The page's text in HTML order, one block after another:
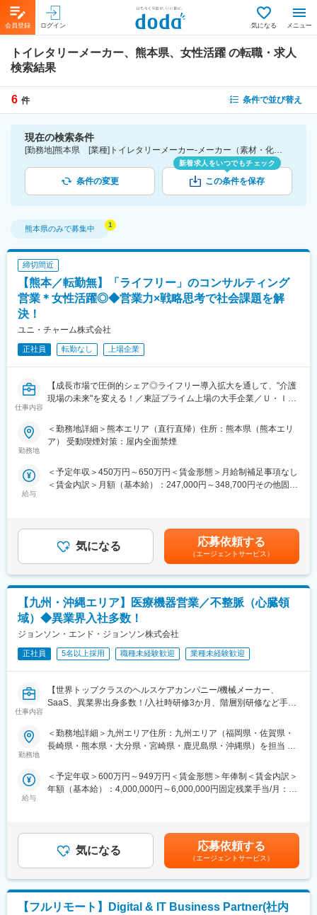
会員登録 ログイン 気になる メニュー
トイレタリーメーカー、熊本県、女性活躍 の転職・求人
検索結果
6 件 条件で並び替え
現在の検索条件
[勤務地]熊本県 [業種]トイレタリーメーカー-メーカー（素材・化学・食品・化粧品・その他）業界 [詳細条件](会社・職場の環境)女性活躍
条件の変更
新着求人をいつでもチェック
この条件を保存
熊本県のみで募集中
締切間近
【熊本／転勤無】「ライフリー」のコンサルティング
営業＊女性活躍◎◆営業力×戦略思考で社会課題を解
決！
ユニ・チャーム株式会社
正社員 転勤なし 上場企業
仕事内容
【成長市場で圧倒的シェア◎ライフリー導入拡大を通して、"介護
現場の未来"を変える！／東証プライム上場の大手企業／Ｕ・Ｉタ
◆職務内容：
「ライフリー」シェアを拡大することにより日本の介護品質の向
上を目指します。
用品を通じた排泄ケアの提案や相談対応等を行い、入所者やその
家族、施設スタッフ、経営者のすべての方に満足を提供するた
め、下記業務を行います。
・排泄ケアに関する問題点や商品ニーズのヒアリングと課題解決
の提案
・ライフリー製品の正しい使用方法の案内
・施設や利用者に応じた商品や排泄ケア方法の検討／提案
・講演会の企画／立案、実施
・大人用紙おむつ「ライフリー」をはじめとする介護用商品の導
入提案、販売促進等（商品取り扱い説明で実際に成人用おむつの
◆入社後の研修について：
ご入社後半年は研修期間として、定期的に座学や実技を通して学
ます。現場配属後も最初はOJTなどで先輩社員について同行して
業務を学んでいただき、外れた後もしっかりと同じ拠点担当やエ
◆就業環境：
・基本的には営業車を使用して移動。直行直帰がほとんどです。
回はTV会議システムを用いた全国メンバーとの会議で最新の商品
情報共有から、互いの営業活動に対してのアドバイス等を行うの
で、1人で悩むことなく、安心して業務に取り組める環境がありま
す。
・産休育休制度の取得実績、復職実績もあり、女性も働きやすい
環境となっています。
・会社命令での転居を伴うものは基本なし。ただし、ご家庭の事
勤務地
＜勤務地詳細＞熊本エリア（直行直帰）住所：熊本県（熊本エリ
ア） 受動喫煙対策：屋内全面禁煙
給与
＜予定年収＞450万円～650万円＜賃金形態＞月給制補足事項なし
＜賃金内訳＞月額（基本給）：247,000円～348,700円その他固定
賃金はあくまでも目安の金額であり、選考を通じて上下する可能
性があります。月給(月額)は固定手当を含めた表記です。
気になる 応募依頼する
（エージェントサービス）
【九州・沖縄エリア】医療機器営業／不整脈（心臓領
域）◆異業界入社多数！
ジョンソン・エンド・ジョンソン株式会社
正社員 5名以上採用 職種未経験歓迎 業種未経験歓迎
仕事内容
【世界トップクラスのヘルスケアカンパニー/機械メーカー、
SaaS、異業界出身多数！/入社時研修3か月、階層別研修など手厚
の製品多数/インセンティブ制度/入社想定日：2026年9月1日】
★ 年齢や性別、入社年数に関係なく、主体的に活躍できる環境で
す
医師や医療従事者に対して、循環器内科、不整脈領域における製
品の提案営業を行っていただきます。
＜具体的な業務例＞
・担当製品の提案、技術サポート（手術の立会いあり）
・最新の医療関連情報の提供、医療機関へのサポート
・販売代理店へのサポート
勤務地
＜勤務地詳細＞九州エリア住所：九州エリア（福岡県・佐賀県・
長崎県・熊本県・大分県・宮崎県・鹿児島県・沖縄県）を担当 ※
社の定める事業所
給与
＜予定年収＞600万円～949万円＜賃金形態＞年俸制＜賃金内訳＞
年額（基本給）：4,000,000円～6,000,000円固定残業手当/月：
補足＞※ご経験やスキルを考慮し決定いたします。※上記年収はイ
ンセンティブを含む金額です。賃金はあくまでも目安の金額であ
り、選考を通じて上下する可能性があります。月給(月額)は固定手
当を含めた表記です。
気になる 応募依頼する
（エージェントサービス）
【フルリモート】Digital & IT Business Partner(社内